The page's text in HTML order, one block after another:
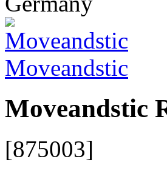
Moveandstic
Moveandstic
[875003]